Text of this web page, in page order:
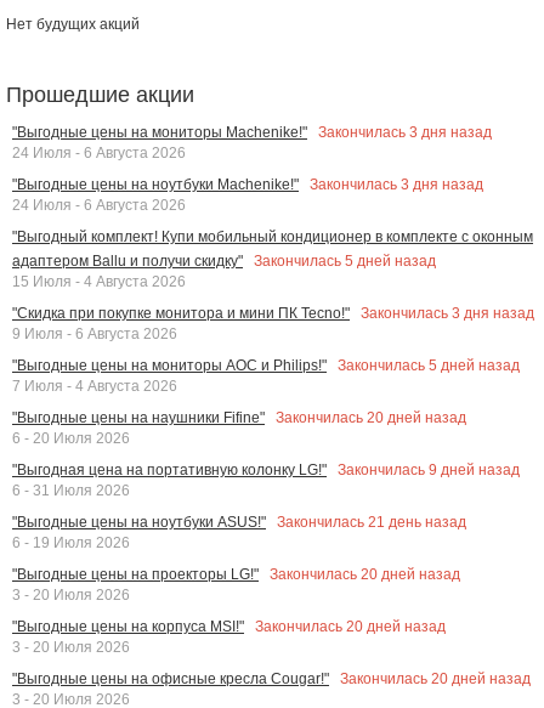
Нет будущих акций
Прошедшие акции
"Выгодные цены на мониторы Machenike!" Закончилась 3 дня назад
24 Июля - 6 Августа 2026
"Выгодные цены на ноутбуки Machenike!"
Закончилась 3 дня назад
24 Июля - 6 Августа 2026
"Выгодный комплект! Купи мобильный кондиционер в комплекте с оконным
адаптером Ballu и получи скидку"
Закончилась 5 дней назад
15 Июля - 4 Августа 2026
"Скидка при покупке монитора и мини ПК Tecno!"
Закончилась 3 дня назад
9 Июля - 6 Августа 2026
"Выгодные цены на мониторы AOC и Philips!"
Закончилась 5 дней назад
7 Июля - 4 Августа 2026
"Выгодные цены на наушники Fifine"
Закончилась 20 дней назад
6 - 20 Июля 2026
"Выгодная цена на портативную колонку LG!"
Закончилась 9 дней назад
6 - 31 Июля 2026
"Выгодные цены на ноутбуки ASUS!"
Закончилась 21 день назад
6 - 19 Июля 2026
"Выгодные цены на проекторы LG!"
Закончилась 20 дней назад
3 - 20 Июля 2026
"Выгодные цены на корпуса MSI!"
Закончилась 20 дней назад
3 - 20 Июля 2026
"Выгодные цены на офисные кресла Cougar!"
Закончилась 20 дней назад
3 - 20 Июля 2026